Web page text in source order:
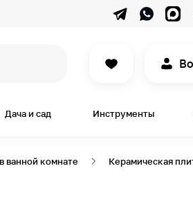
Дача и сад Инструменты
ванной комнате Керамическая